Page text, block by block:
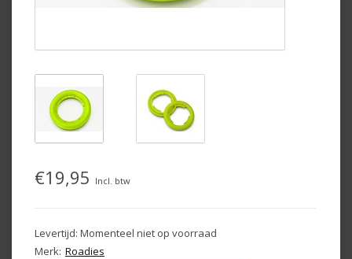
€19,95 Incl. btw
Levertijd: Momenteel niet op voorraad
Merk: Roadies